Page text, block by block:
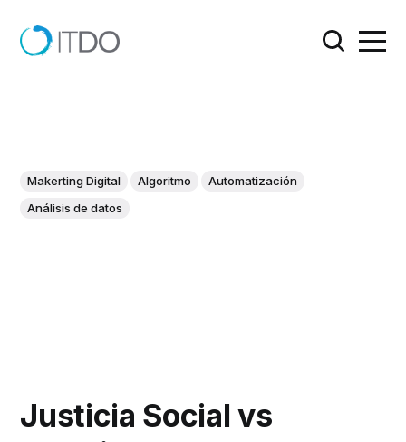
Makerting Digital Algoritmo
Automatización
Análisis de datos
Justicia Social vs